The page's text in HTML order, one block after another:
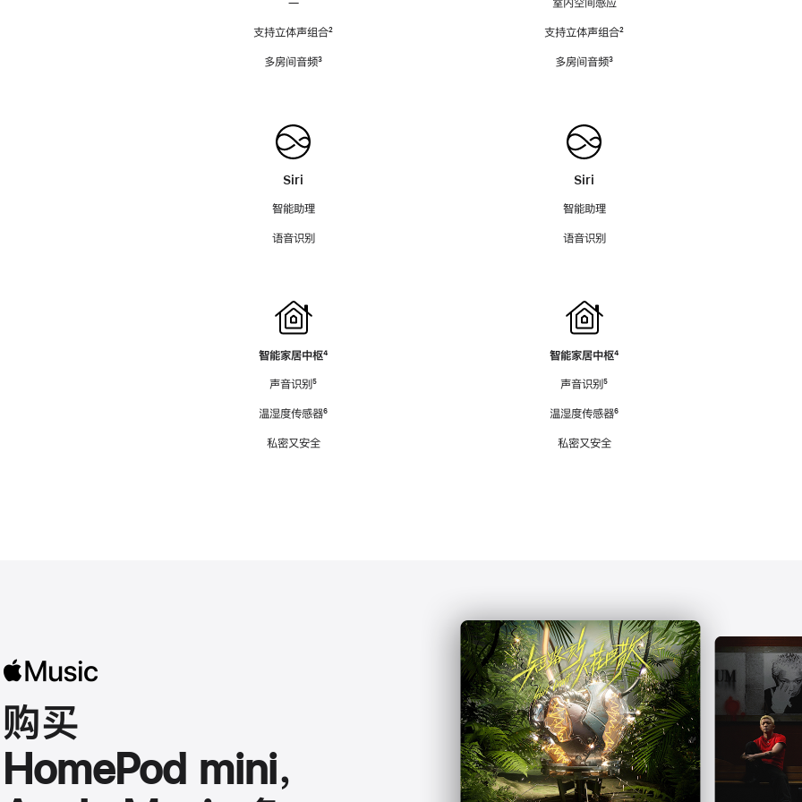
支持立体声组合脚
²
多房间音频脚
³
Siri
智能助理
语音识别
智能家居中枢脚
⁴
声音识别脚
⁵
温湿度传感器脚
⁶
私密又安全
支持立体声组合脚
²
多房间音频脚
³
Siri
智能助理
语音识别
智能家居中枢脚
⁴
声音识别脚
⁵
温湿度传感器脚
⁶
私密又安全
购买
HomePod mini，